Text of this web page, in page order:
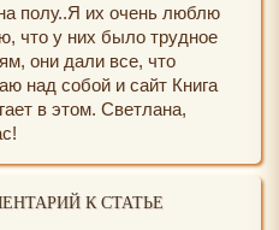
полу..Я их очень люблю
что у них было трудное
они дали все, что
над собой и сайт Книга
в этом. Светлана,
К СТАТЬЕ